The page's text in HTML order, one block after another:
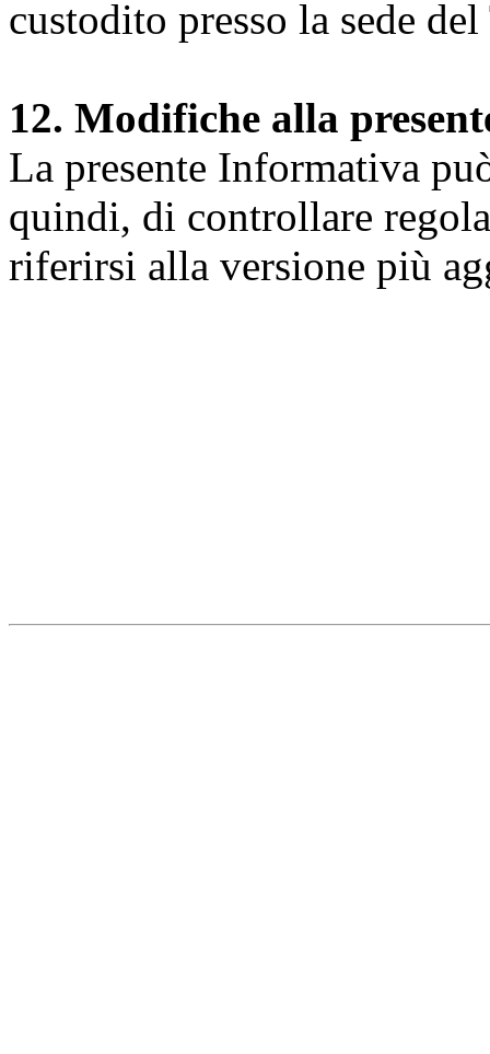
custodito presso la sede
12. Modifiche alla
La presente Informativa
quindi, di controllare
riferirsi alla versione più